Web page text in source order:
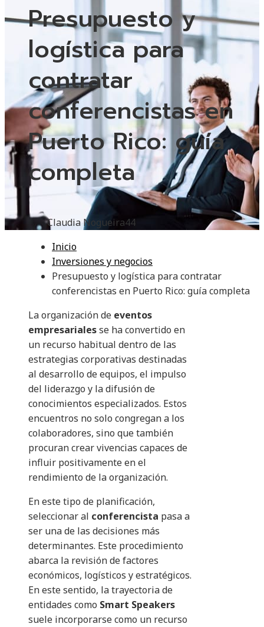
Presupuesto y
logística para
contratar
conferencistas en
Puerto Rico: guía
completa
Claudia Nogueira44
Inicio
Inversiones y negocios
Presupuesto y logística para contratar
conferencistas en Puerto Rico: guía completa
La organización de eventos
empresarialesse ha convertido en
un recurso habitual dentro de las
estrategias corporativas destinadas
al desarrollo de equipos, el impulso
del liderazgo y la difusión de
conocimientos especializados. Estos
encuentros no solo congregan a los
colaboradores, sino que también
procuran crear vivencias capaces de
influir positivamente en el
rendimiento de la organización.
En este tipo de planificación,
seleccionar al conferencista pasa a
ser una de las decisiones más
determinantes. Este procedimiento
abarca la revisión de factores
económicos, logísticos y estratégicos.
En este sentido, la trayectoria de
entidades como Smart Speakers
suele incorporarse como un recurso